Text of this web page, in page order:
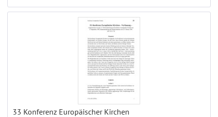
33 Konferenz Europäischer Kirchen